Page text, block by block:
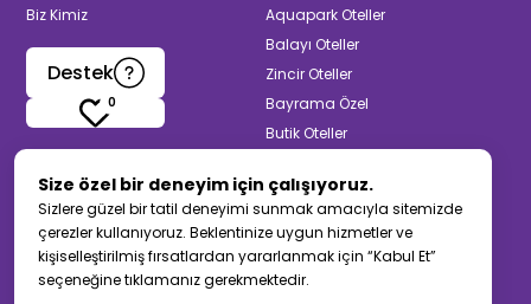
Biz Kimiz
Destek
0
Aquapark Oteller
Balayı Oteller
Zincir Oteller
Bayrama Özel
Butik Oteller
Yetişkinlere Özel
Muhafazakar Oteller
Back to top
Size özel bir deneyim için çalışıyoruz.
Sizlere güzel bir tatil deneyimi sunmak amacıyla sitemizde
çerezler kullanıyoruz. Beklentinize uygun hizmetler ve
kişiselleştirilmiş fırsatlardan yararlanmak için “Kabul Et”
seçeneğine tıklamanız gerekmektedir.